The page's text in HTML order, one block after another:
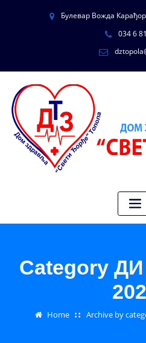
Булевар Вожда
034 6
Category
Home Archive by